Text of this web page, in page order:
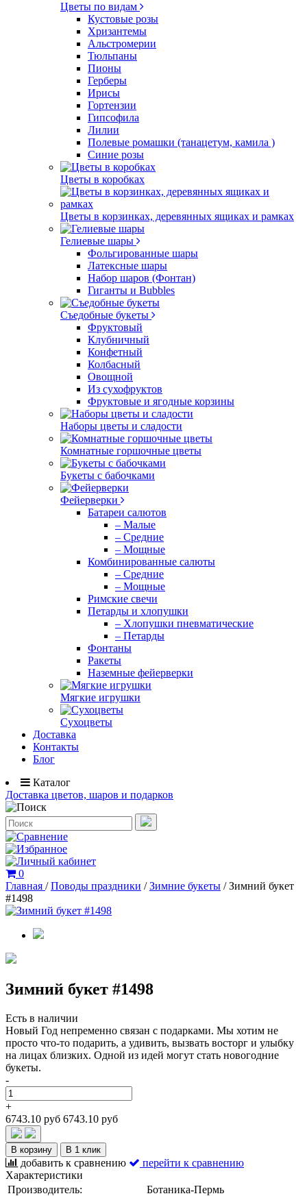
Цветы по видам
Кустовые розы
Хризантемы
Альстромерии
Тюльпаны
Пионы
Герберы
Ирисы
Гортензии
Гипсофила
Лилии
Полевые ромашки (танацетум, камила )
Синие розы
Цветы в коробках
Цветы в корзинках, деревянных ящиках и рамках
Гелиевые шары
Фольгированные шары
Латексные шары
Набор шаров (Фонтан)
Гиганты и Bubbles
Съедобные букеты
Фруктовый
Клубничный
Конфетный
Колбасный
Овощной
Из сухофруктов
Фруктовые и ягодные корзины
Наборы цветы и сладости
Комнатные горшочные цветы
Букеты с бабочками
Фейерверки
Батареи салютов
– Малые
– Средние
– Мощные
Комбинированные салюты
– Средние
– Мощные
Римские свечи
Петарды и хлопушки
– Хлопушки пневматические
– Петарды
Фонтаны
Ракеты
Наземные фейерверки
Мягкие игрушки
Сухоцветы
Доставка
Контакты
Блог
Каталог
Доставка цветов, шаров и подарков
0
Главная /Поводы праздники /Зимние букеты /Зимний букет
#1498
Зимний букет #1498
Есть в наличии
Новый Год непременно связан с подарками. Мы хотим не
просто что-то подарить, а удивить, вызвать восторг и улыбку
на лицах близких. Одной из идей могут стать новогодние
букеты.
-
+
6743.10 руб 6743.10 руб
В корзину В 1 клик
добавить к сравнению
перейти к сравнению
Характеристики
Производитель:
Ботаника-Пермь